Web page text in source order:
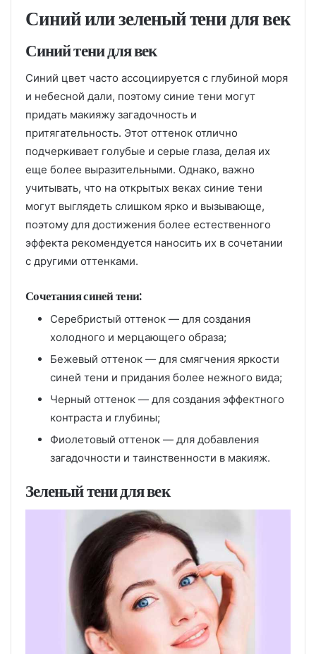
Синий или зеленый тени для век
Синий тени для век
Синий цвет часто ассоциируется с глубиной моря
и небесной дали, поэтому синие тени могут
придать макияжу загадочность и
притягательность. Этот оттенок отлично
подчеркивает голубые и серые глаза, делая их
еще более выразительными. Однако, важно
учитывать, что на открытых веках синие тени
могут выглядеть слишком ярко и вызывающе,
поэтому для достижения более естественного
эффекта рекомендуется наносить их в сочетании
с другими оттенками.
Сочетания синей тени:
Серебристый оттенок — для создания
холодного и мерцающего образа;
Бежевый оттенок — для смягчения яркости
синей тени и придания более нежного вида;
Черный оттенок — для создания эффектного
контраста и глубины;
Фиолетовый оттенок — для добавления
загадочности и таинственности в макияж.
Зеленый тени для век